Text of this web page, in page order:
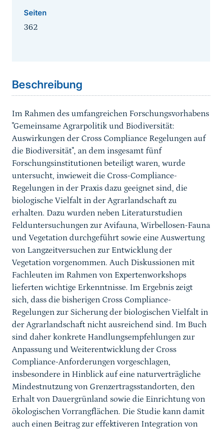
Seiten
362
Beschreibung
Im Rahmen des umfangreichen Forschungsvorhabens
"Gemeinsame Agrarpolitik und Biodiversität:
Auswirkungen der Cross Compliance Regelungen auf
die Biodiversität", an dem insgesamt fünf
Forschungsinstitutionen beteiligt waren, wurde
untersucht, inwieweit die Cross-Compliance-
Regelungen in der Praxis dazu geeignet sind, die
biologische Vielfalt in der Agrarlandschaft zu
erhalten. Dazu wurden neben Literaturstudien
Felduntersuchungen zur Avifauna, Wirbellosen-Fauna
und Vegetation durchgeführt sowie eine Auswertung
von Langzeitversuchen zur Entwicklung der
Vegetation vorgenommen. Auch Diskussionen mit
Fachleuten im Rahmen von Expertenworkshops
lieferten wichtige Erkenntnisse. Im Ergebnis zeigt
sich, dass die bisherigen Cross Compliance-
Regelungen zur Sicherung der biologischen Vielfalt in
der Agrarlandschaft nicht ausreichend sind. Im Buch
sind daher konkrete Handlungsempfehlungen zur
Anpassung und Weiterentwicklung der Cross
Compliance-Anforderungen vorgeschlagen,
insbesondere in Hinblick auf eine naturverträgliche
Mindestnutzung von Grenzertragsstandorten, den
Erhalt von Dauergrünland sowie die Einrichtung von
ökologischen Vorrangflächen. Die Studie kann damit
auch einen Beitrag zur effektiveren Integration von